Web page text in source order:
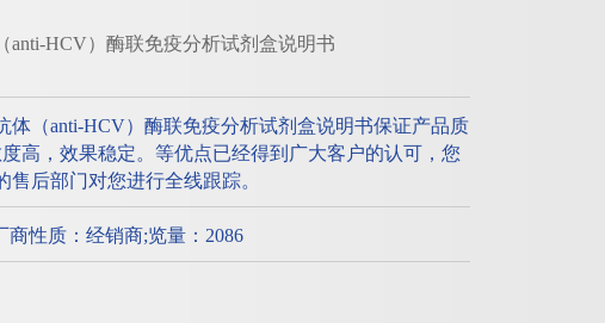
anti-HCV）酶联免疫分析试剂盒说明书
体（anti-HCV）酶联免疫分析试剂盒说明书保证产品质
高，效果稳定。等优点已经得到广大客户的认可，您
后部门对您进行全线跟踪。
商性质：经销商;览量：2086